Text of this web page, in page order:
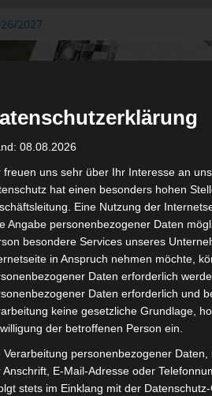
2027
August
aus der
der ersten 15
2027 –
20.
AS Soliman
zu
Für die Nutzung von Google
wir laut DSGVO Ihre
08.08.2026
freuen uns sehr über Ihr Interesse an
hat einen besonders hohen
Eine Nutzung der
Angabe personenbezogener Daten
besondere Services unseres
in Anspruch nehmen möchte,
Daten erforderlich
Daten erforderlich und
keine gesetzliche Grundlage,
der betroffenen Person ein.
Verarbeitung personenbezogener Daten,
Anschrift, E-Mail-Adresse oder
stets im Einklang mit der